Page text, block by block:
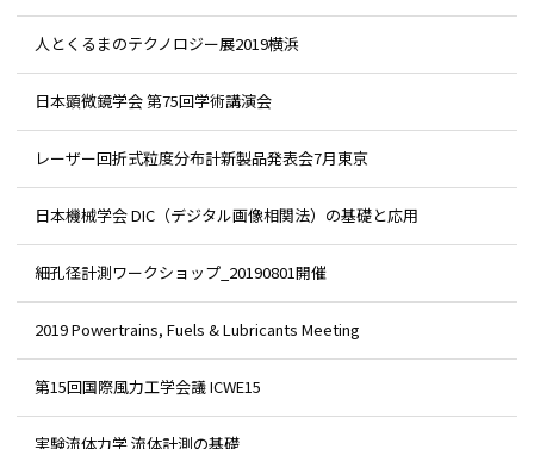
人とくるまのテクノロジー展2019横浜
日本顕微鏡学会 第75回学術講演会
レーザー回折式粒度分布計新製品発表会7月東京
日本機械学会 DIC（デジタル画像相関法）の基礎と応用
細孔径計測ワークショップ_20190801開催
2019 Powertrains, Fuels & Lubricants Meeting
第15回国際風力工学会議 ICWE15
実験流体力学 流体計測の基礎